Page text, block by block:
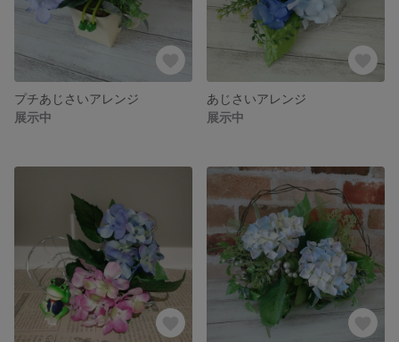
プチあじさいアレンジ
展示中
あじさいアレンジ
展示中